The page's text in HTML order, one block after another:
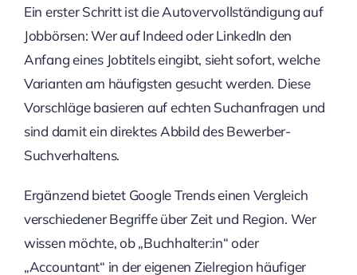
Ein erster Schritt ist die Autovervollständigung auf
Jobbörsen: Wer auf Indeed oder LinkedIn den
Anfang eines Jobtitels eingibt, sieht sofort, welche
Varianten am häufigsten gesucht werden. Diese
Vorschläge basieren auf echten Suchanfragen und
sind damit ein direktes Abbild des Bewerber-
Suchverhaltens.
Ergänzend bietet Google Trends einen Vergleich
verschiedener Begriffe über Zeit und Region. Wer
wissen möchte, ob „Buchhalter:in“ oder
„Accountant“ in der eigenen Zielregion häufiger